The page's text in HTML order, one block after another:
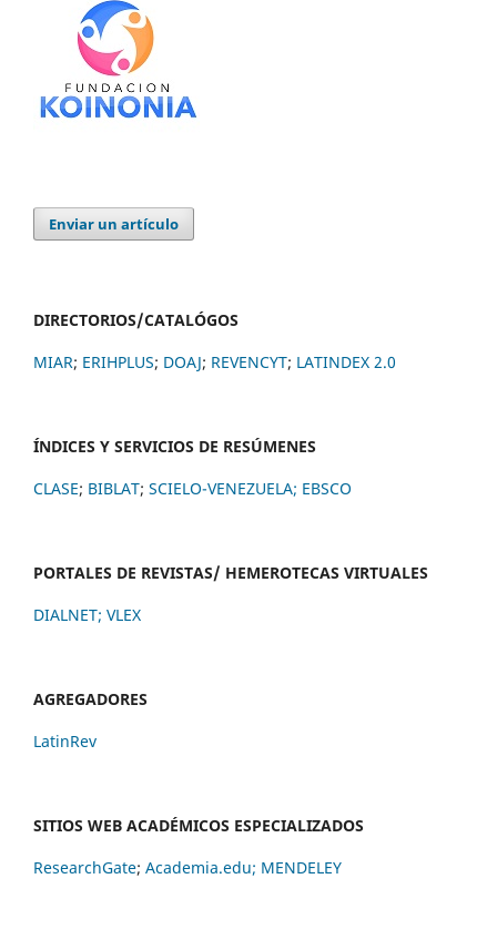
Enviar un artículo
DIRECTORIOS/CATALÓGOS
MIAR; ERIHPLUS; DOAJ; REVENCYT; LATINDEX 2.0
ÍNDICES Y SERVICIOS DE RESÚMENES
CLASE; BIBLAT; SCIELO-VENEZUELA; EBSCO
PORTALES DE REVISTAS/ HEMEROTECAS VIRTUALES
DIALNET; VLEX
AGREGADORES
LatinRev
SITIOS WEB ACADÉMICOS ESPECIALIZADOS
ResearchGate; Academia.edu; MENDELEY